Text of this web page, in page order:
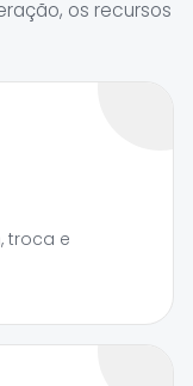
os recursos
troca e